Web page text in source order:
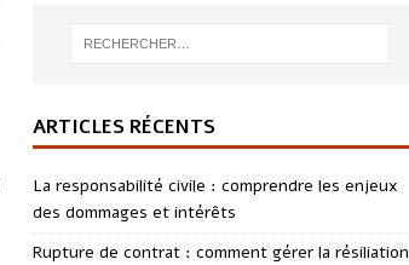
ARTICLES RÉCENTS
La responsabilité civile : comprendre les enjeux
des dommages et intérêts
Rupture de contrat : comment gérer la résiliation